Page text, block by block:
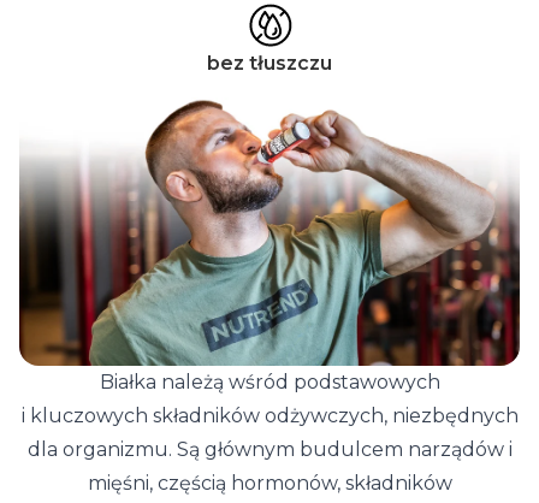
bez tłuszczu
Białka należą wśród podstawowych
i kluczowych składników odżywczych, niezbędnych
dla organizmu. Są głównym budulcem narządów i
mięśni, częścią hormonów, składników